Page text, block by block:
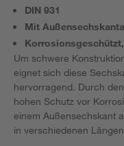
DIN 931
Mit
Um schwere
eignet sich diese
hervorragend. Durch
hohen Schutz vor
einem Außensechskant
in verschiedenen